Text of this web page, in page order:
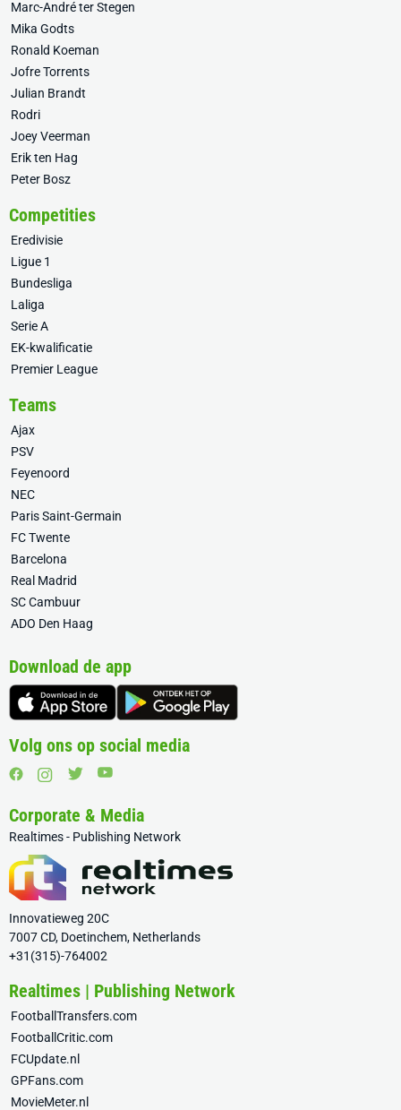
Marc-André ter Stegen
Mika Godts
Ronald Koeman
Jofre Torrents
Julian Brandt
Rodri
Joey Veerman
Erik ten Hag
Peter Bosz
Competities
Eredivisie
Ligue 1
Bundesliga
Laliga
Serie A
EK-kwalificatie
Premier League
Teams
Ajax
PSV
Feyenoord
NEC
Paris Saint-Germain
FC Twente
Barcelona
Real Madrid
SC Cambuur
ADO Den Haag
Download de app
Volg ons op social media
Corporate & Media
Realtimes - Publishing Network
Innovatieweg 20C
7007 CD, Doetinchem, Netherlands
+31(315)-764002
Realtimes | Publishing Network
FootballTransfers.com
FootballCritic.com
FCUpdate.nl
GPFans.com
MovieMeter.nl